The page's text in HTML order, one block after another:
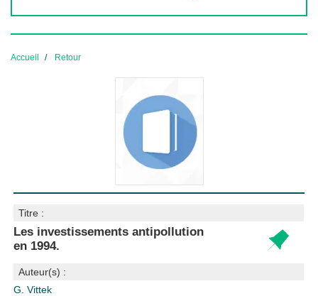
Accueil Retour
Titre :
Les investissements antipollution
en 1994.
Auteur(s) :
G. Vittek